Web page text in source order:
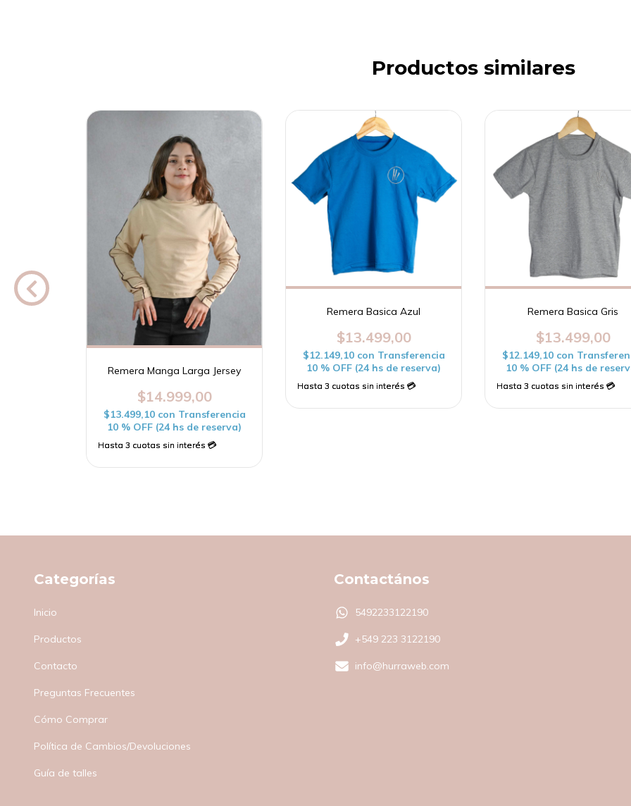
Productos similares
Remera Manga Larga Jersey
$14.999,00
$13.499,10 con Transferencia
10 % OFF (24 hs de reserva)
Remera Basica Azul
$13.499,00
$12.149,10 con Transferencia
10 % OFF (24 hs de reserva)
Remera Basica Gris
$13.499,00
$12.149,10 con
10 % OFF (24 hs de
Categorías
Inicio
Productos
Contacto
Preguntas Frecuentes
Cómo Comprar
Política de Cambios/Devoluciones
Guía de talles
Contactános
5492233122190
+549 223 3122190
info@hurraweb.com